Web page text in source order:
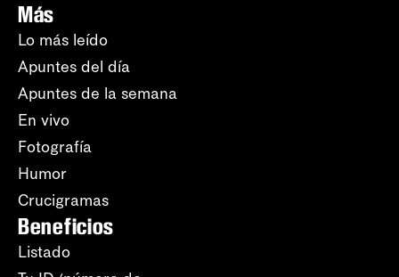
Más
Lo más leído
Apuntes del día
Apuntes de la semana
En vivo
Fotografía
Humor
Crucigramas
Beneficios
Listado